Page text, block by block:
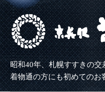
昭和40年、札幌すすきの
着物通の方にも初めてのお